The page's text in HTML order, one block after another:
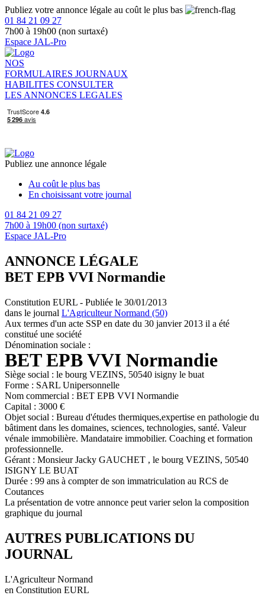
Publiez votre annonce légale au coût le plus bas
01 84 21 09 27
7h00 à 19h00 (non surtaxé)
Espace JAL-Pro
NOS
FORMULAIRES JOURNAUX
HABILITES CONSULTER
LES ANNONCES LEGALES
Publiez une annonce légale
Au coût le plus bas
En choisissant votre journal
01 84 21 09 27
7h00 à 19h00 (non surtaxé)
Espace JAL-Pro
ANNONCE LÉGALE
BET EPB VVI Normandie
Constitution EURL - Publiée le 30/01/2013
dans le journal L'Agriculteur Normand (50)
Aux termes d'un acte SSP en date du 30 janvier 2013 il a été
constitué une société
Dénomination sociale :
BET EPB VVI Normandie
Siège social : le bourg VEZINS, 50540 isigny le buat
Forme : SARL Unipersonnelle
Nom commercial : BET EPB VVI Normandie
Capital : 3000 €
Objet social : Bureau d'études thermiques,expertise en pathologie du
bâtiment dans les domaines, sciences, technologies, santé. Valeur
vénale immobilière. Mandataire immobilier. Coaching et formation
professionnelle.
Gérant : Monsieur Jacky GAUCHET , le bourg VEZINS, 50540
ISIGNY LE BUAT
Durée : 99 ans à compter de son immatriculation au RCS de
Coutances
La présentation de votre annonce peut varier selon la composition
graphique du journal
AUTRES PUBLICATIONS DU
JOURNAL
L'Agriculteur Normand
en Constitution EURL